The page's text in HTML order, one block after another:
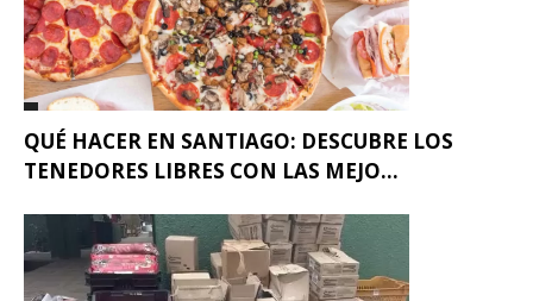
QUÉ HACER EN SANTIAGO: DESCUBRE LOS
TENEDORES LIBRES CON LAS MEJO...